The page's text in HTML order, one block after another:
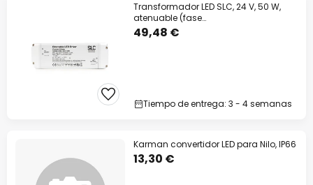
Transformador LED SLC, 24 V, 50 W,
atenuable (fase
ascendente/descendente)
49,48 €
Tiempo de entrega: 3 - 4 semanas
Karman convertidor LED para Nilo, IP66
13,30 €